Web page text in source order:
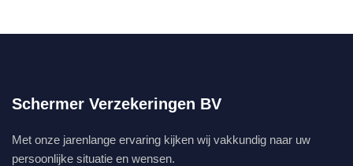
Schermer Verzekeringen BV
Met onze jarenlange ervaring kijken wij vakkundig naar uw
persoonlijke situatie en wensen.